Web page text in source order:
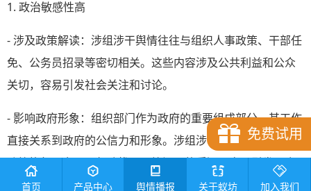
1. 政治敏感性高
- 涉及政策解读：涉组涉干舆情往往与组织人事政策、干部任
免、公务员招录等密切相关。这些内容涉及公共利益和公众
关切，容易引发社会关注和讨论。
- 影响政府形象：组织部门作为政府的重要组成部分，其工作
直接关系到政府的公信力和形象。涉组涉干舆情可能涉及对
政策执行不力、干部选拔不公等问题的质疑，容易引发公众
对政府工作的不信任。
免费试用
首页 产品中心 舆情播报 关于蚁坊 加入我们